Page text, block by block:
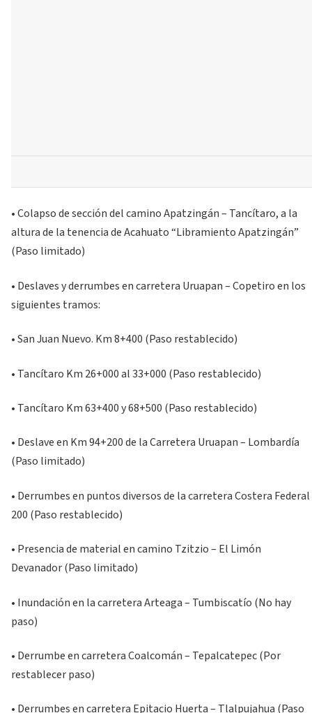
• Colapso de sección del camino Apatzingán – Tancítaro, a la
altura de la tenencia de Acahuato “Libramiento Apatzingán”
(Paso limitado)
• Deslaves y derrumbes en carretera Uruapan – Copetiro en los
siguientes tramos:
• San Juan Nuevo. Km 8+400 (Paso restablecido)
• Tancítaro Km 26+000 al 33+000 (Paso restablecido)
• Tancítaro Km 63+400 y 68+500 (Paso restablecido)
• Deslave en Km 94+200 de la Carretera Uruapan – Lombardía
(Paso limitado)
• Derrumbes en puntos diversos de la carretera Costera Federal
200 (Paso restablecido)
• Presencia de material en camino Tzitzio – El Limón
Devanador (Paso limitado)
• Inundación en la carretera Arteaga – Tumbiscatío (No hay
paso)
• Derrumbe en carretera Coalcomán – Tepalcatepec (Por
restablecer paso)
• Derrumbes en carretera Epitacio Huerta – Tlalpujahua (Paso